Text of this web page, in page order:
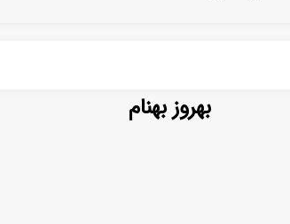
بهروز بهنام